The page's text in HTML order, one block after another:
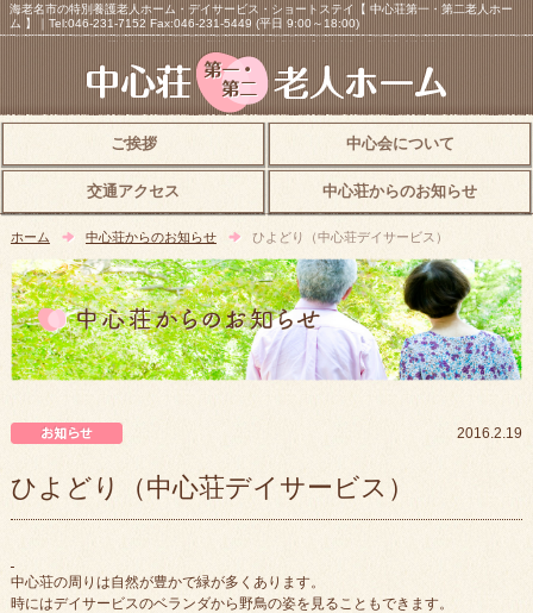
海老名市の特別養護老人ホーム・デイサービス・ショートステイ【 中心荘第一・第二老人ホー
ム 】｜Tel:046-231-7152 Fax:046-231-5449 (平日 9:00～18:00)
ご挨拶 中心会について
交通アクセス 中心荘からのお知らせ
ホーム 中心荘からのお知らせ ひよどり（中心荘デイサービス）
2016.2.19
ひよどり（中心荘デイサービス）
中心荘の周りは自然が豊かで緑が多くあります。
時にはデイサービスのベランダから野鳥の姿を見ることもできます。